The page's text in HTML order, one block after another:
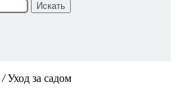
Искать
/ Уход за садом